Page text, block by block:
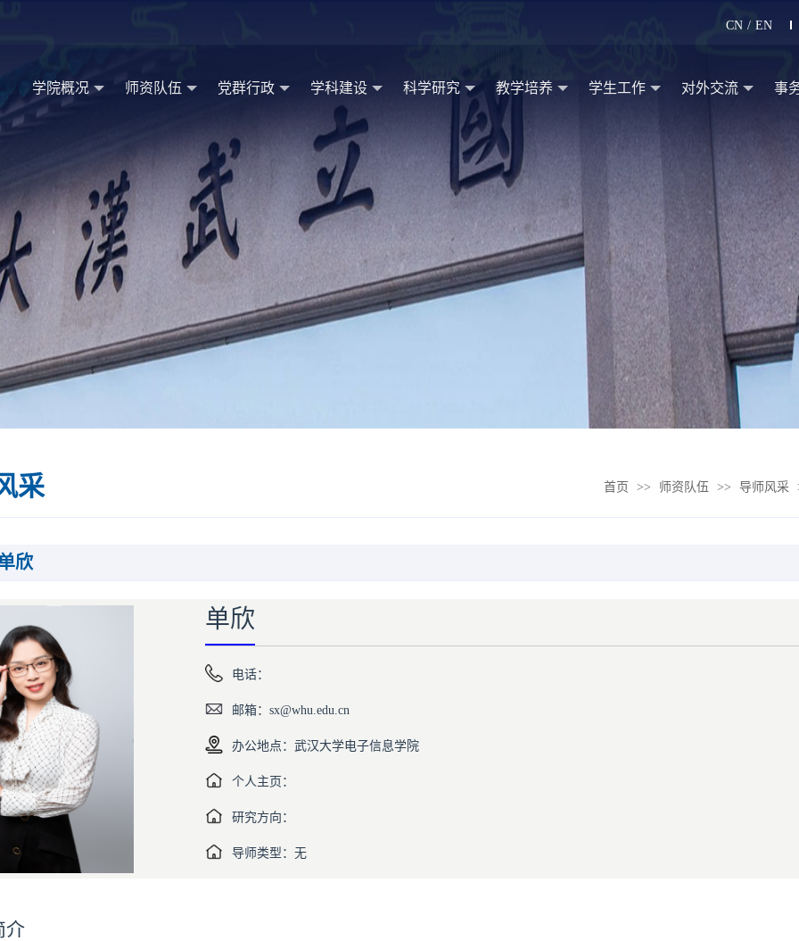
CN / EN
学院概况 师资队伍 党群行政 学科建设 科学研究 教学培养 学生工作 对外交流 事
采 首页 >> 师资队伍 >> 导师风采
欣
单欣
电话：
邮箱：sx@whu.edu.cn
办公地点：武汉大学电子信息学院
个人主页：
研究方向：
导师类型：无
介